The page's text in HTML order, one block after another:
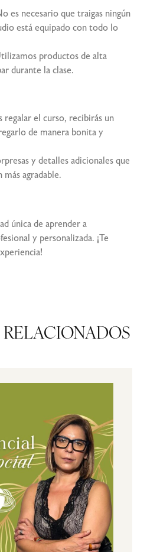
es necesario que traigas ningún
está equipado con todo lo
productos de alta
durante la clase.
regalar el curso, recibirás un
de manera bonita y
y detalles adicionales que
agradable.
única de aprender a
y personalizada. ¡Te